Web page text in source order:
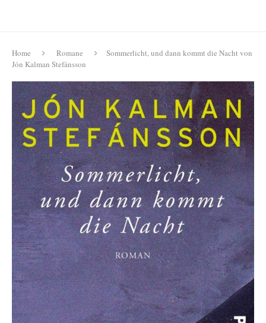
Home Romane
Sommerlicht, und dann kommt die Nacht von
Jón Kalman Stefánsson